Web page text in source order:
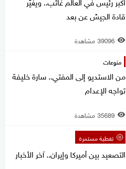
قادة الجيش عن بعد
39096 مشاهدة
منوعات
من الاستديو إلى المفتي.. سارة خليفة
تواجه الإعدام
35689 مشاهدة
تغطية مستمرة
التصعيد بين أميركا وإيران.. آخر الأخبار